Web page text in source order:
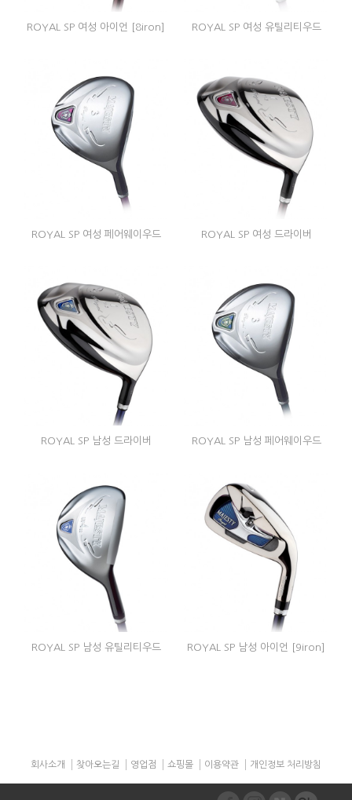
ROYAL SP 여성 아이언 [8iron] ROYAL SP 여성 유틸리티우드
ROYAL SP 여성 페어웨이우드 ROYAL SP 여성 드라이버
ROYAL SP 남성 드라이버 ROYAL SP 남성 페어웨이우드
ROYAL SP 남성 유틸리티우드 ROYAL SP 남성 아이언 [9iron]
회사소개 찾아오는길 영업점 쇼핑몰 이용약관 개인정보 처리방침